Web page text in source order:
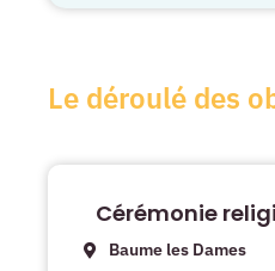
Le déroulé des
Cérémonie
Baume les Dames